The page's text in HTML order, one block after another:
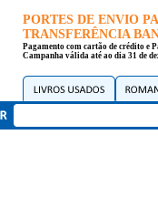
PORTES DE ENVIO
TRANSFERÊNCIA
Pagamento com cartão de crédito e
Campanha válida até ao dia 31 de